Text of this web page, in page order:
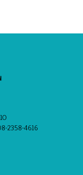
2358-4616